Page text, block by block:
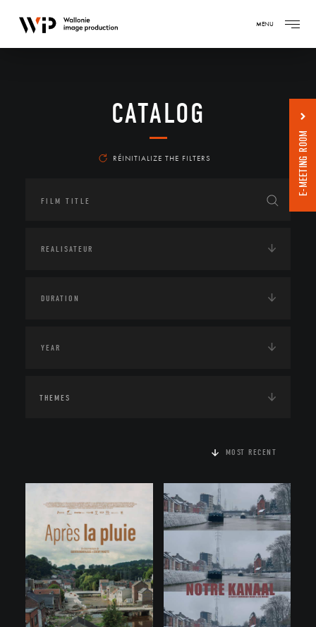
MENU
CATALOG
RÉINITIALIZE THE FILTERS
THEMES
MOST RECENT
E-MEETING ROOM